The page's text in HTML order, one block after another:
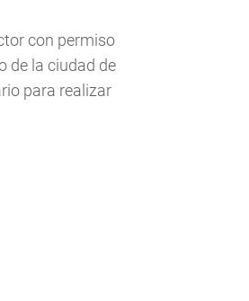
con permiso
de la ciudad de
para realizar